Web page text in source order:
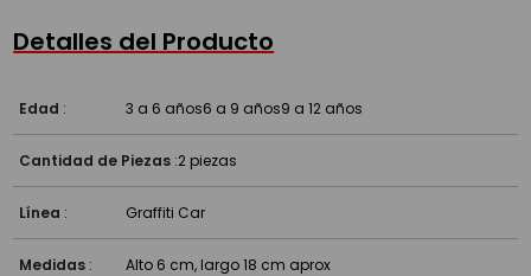
Detalles del Producto
Edad : 3 a 6 años6 a 9 años9 a 12 años
Cantidad de Piezas :2 piezas
Línea : Graffiti Car
Medidas : Alto 6 cm, largo 18 cm aprox